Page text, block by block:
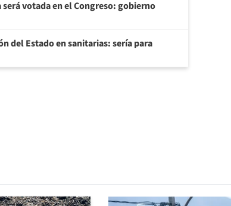
votada en el Congreso: gobierno
del Estado en sanitarias: sería para